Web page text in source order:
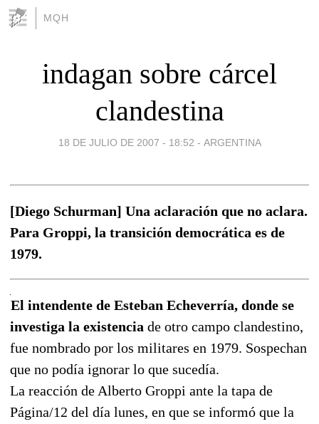
MQH
indagan sobre cárcel
clandestina
18 DE JULIO DE 2007 - 18:52 - ARGENTINA
[Diego Schurman] Una aclaración que no aclara.
Para Groppi, la transición democrática es de
1979.
El intendente de Esteban Echeverría, donde se
investiga la existencia de otro campo clandestino,
fue nombrado por los militares en 1979. Sospechan
que no podía ignorar lo que sucedía.
La reacción de Alberto Groppi ante la tapa de
Página/12 del día lunes, en que se informó que la